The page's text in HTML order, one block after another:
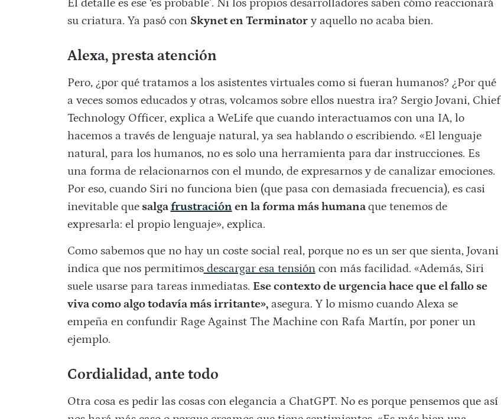
El detalle es ese ‘es probable’. Ni los propios desarrolladores saben cómo reaccionará
su criatura. Ya pasó con Skynet en Terminatory aquello no acaba bien.
Alexa, presta atención
Pero, ¿por qué tratamos a los asistentes virtuales como si fueran humanos? ¿Por qué
a veces somos educados y otras, volcamos sobre ellos nuestra ira? Sergio Jovani, Chief
Technology Officer, explica a WeLife que cuando interactuamos con una IA, lo
hacemos a través de lenguaje natural, ya sea hablando o escribiendo. «El lenguaje
natural, para los humanos, no es solo una herramienta para dar instrucciones. Es
una forma de relacionarnos con el mundo, de expresarnos y de canalizar emociones.
Por eso, cuando Siri no funciona bien (que pasa con demasiada frecuencia), es casi
inevitable quesalga frustración en la forma más humanaque tenemos de
expresarla: el propio lenguaje», explica.
Como sabemos que no hay un coste social real, porque no es un ser que sienta, Jovani
indica que nos permitimosdescargar esa tensióncon más facilidad. «Además, Siri
suele usarse para tareas inmediatas. Ese contexto de urgencia hace que el fallo se
viva como algo todavía más irritante»,asegura. Y lo mismo cuando Alexa se
empeña en confundir Rage Against The Machine con Rafa Martín, por poner un
ejemplo.
Cordialidad, ante todo
Otra cosa es pedir las cosas con elegancia a ChatGPT. No es porque pensemos que así